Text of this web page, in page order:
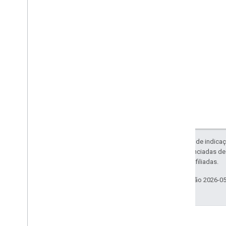
Exceto em caso de
código são licenciadas
da Oracle e/ou afiliadas.
Última atualização 2026-